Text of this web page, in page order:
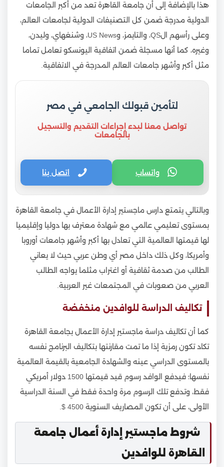
هذا بالإضافة إلى أن جامعة القاهرة تعد من أكبر الجامعات
الدولية مدرجة ضمن كل التصنيفات الدولية لجامعات العالم،
وعلى رأسهم الQS، والتايمز، وUS News، وشنغهاي، وليدن،
وغيره، كما أنها مسجلة ضمن اتفاقية اليونسكو تعامل تماما
مثل أكبر وأشهر جامعات العالم المدرجة في الاتفاقية.
لتأمين قبولك الجامعي في مصر
تواصل معنا لبدء إجراءات التقديم والتسجيل
بالجامعات
واتساب اتصل بنا
وبالتالي يتمتع دارس ماجستير إدارة الأعمال في جامعة القاهرة
بمستوى تعليمي عالمي مع شهادة معترف بها دوليا وإقليميا
لها قيمتها العالمية التي تعادل بها أكبر وأشهر جامعات أوروبا
وأمريكا، وكل ذلك داخل مصر أي وطن عربي حيث لا يعاني
الطالب من صدمة ثقافية أو اغتراب مثلما يواجه الطالب
العربي من صعوبات في المجتمعات غير العربية.
تكاليف الدراسة للوافدين منخفضة
كما أن تكاليف دراسة ماجستير إدارة الأعمال بجامعة القاهرة
تكاد تكون رمزية إذا ما تمت مقارنتها بتكاليف البرنامج نفسه
بالمستوى الدراسي عينه والشهادة الجامعية بالقيمة العالمية
نفسها؛ فيدفع الوافد رسوم قيد قيمتها 1500 دولار أمريكي
فقط، وتدفع تلك الرسوم مرة واحدة فقط في السنة الدراسية
الأولى، على أن تكون المصاريف السنوية 4500 $.
شروط ماجستير إدارة أعمال جامعة
القاهرة للوافدين